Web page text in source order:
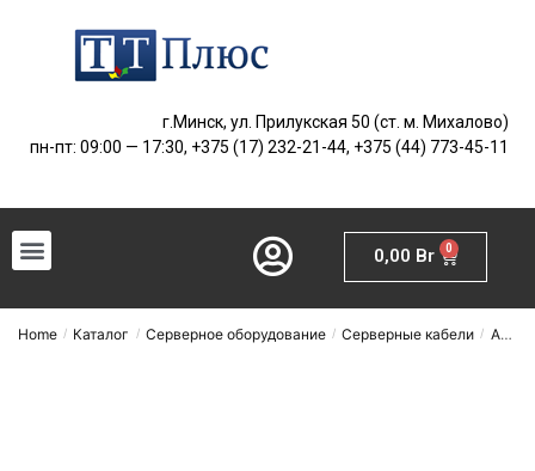
г.Минск, ул. Прилукская 50 (ст. м. Михалово)
пн-пт: 09:00 — 17:30, +375 (17) 232-21-44, +375 (44) 773-45-11
0,00 Br 0
Home / Каталог / Серверное оборудование / Серверные кабели / Amphenol